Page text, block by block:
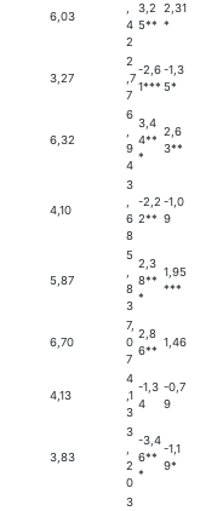
6,03
4
2
3,2
5**
2,31
*
3,27
2
,7
7
-2,6
1***
-1,3
5*
6,32
6
9
4
3,4
4**
*
2,6
3**
4,10
3
6
8
-2,2
2**
-1,0
9
5,87
5
8
3
2,3
8**
*
1,95
***
6,70
7,
0
7
2,8
6**
1,46
4,13
4
,1
3
-1,3
4
-0,7
9
3,83
3
2
0
-3,4
6**
*
-1,1
9*
3